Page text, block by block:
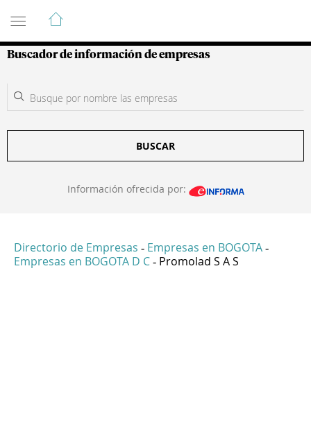
Guía de Empresas Colombianas
Buscador de información de empresas
BUSCAR
Información ofrecida por:
Directorio de Empresas - Empresas en BOGOTA -
Empresas en BOGOTA D C - Promolad S A S